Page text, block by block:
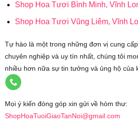
Shop Hoa Tươi Bình Minh, Vĩnh
Shop Hoa Tươi Vũng Liêm, Vĩnh
Tự hào là một trong những đơn vị cung
chuyên nghiệp và uy tín nhất, chúng tôi
nhiều hơn nữa sự tin tưởng và ủng hộ của
Mọi ý kiến đóng góp xin gửi về hòm thư:
ShopHoaTuoiGiaoTanNoi@gmail.com